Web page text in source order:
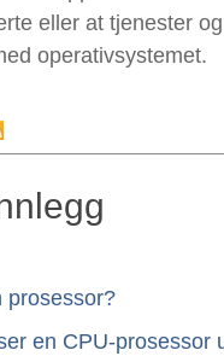
eller at tjenester
operativsystemet.
prosessor?
en CPU-prosessor